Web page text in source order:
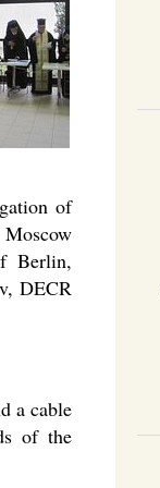
of
Berlin,
DECR
a cable
of the